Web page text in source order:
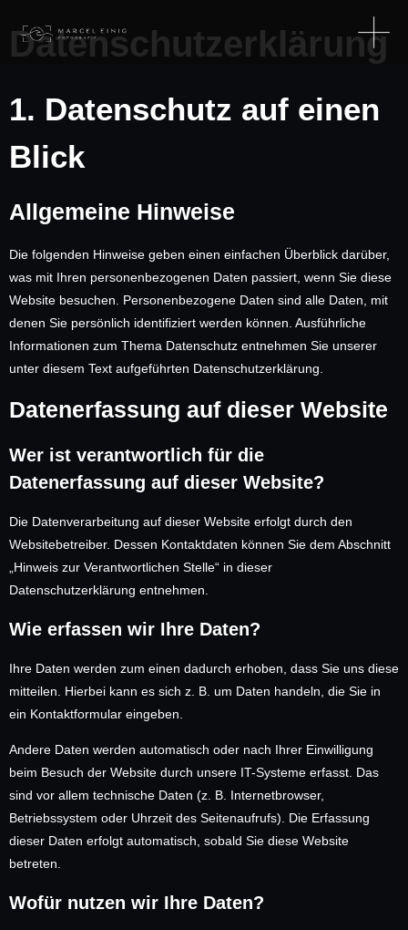
Datenschutz­erklärung
1. Datenschutz auf einen
Blick
Allgemeine Hinweise
Die folgenden Hinweise geben einen einfachen Überblick darüber,
was mit Ihren personenbezogenen Daten passiert, wenn Sie diese
Website besuchen. Personenbezogene Daten sind alle Daten, mit
denen Sie persönlich identifiziert werden können. Ausführliche
Informationen zum Thema Datenschutz entnehmen Sie unserer
unter diesem Text aufgeführten Datenschutzerklärung.
Datenerfassung auf dieser Website
Wer ist verantwortlich für die
Datenerfassung auf dieser Website?
Die Datenverarbeitung auf dieser Website erfolgt durch den
Websitebetreiber. Dessen Kontaktdaten können Sie dem Abschnitt
„Hinweis zur Verantwortlichen Stelle“ in dieser
Datenschutzerklärung entnehmen.
Wie erfassen wir Ihre Daten?
Ihre Daten werden zum einen dadurch erhoben, dass Sie uns diese
mitteilen. Hierbei kann es sich z. B. um Daten handeln, die Sie in
ein Kontaktformular eingeben.
Andere Daten werden automatisch oder nach Ihrer Einwilligung
beim Besuch der Website durch unsere IT-Systeme erfasst. Das
sind vor allem technische Daten (z. B. Internetbrowser,
Betriebssystem oder Uhrzeit des Seitenaufrufs). Die Erfassung
dieser Daten erfolgt automatisch, sobald Sie diese Website
betreten.
Wofür nutzen wir Ihre Daten?